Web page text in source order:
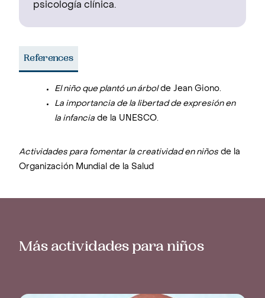
psicología clínica.
References
El niño que plantó un árbolde Jean Giono.
La importancia de la libertad de expresión en
la infancia de la UNESCO.
Actividades para fomentar la creatividad en niños de la
Organización Mundial de la Salud
Más actividades para niños